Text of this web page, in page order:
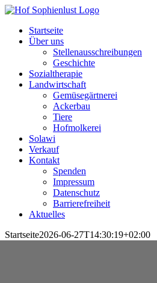
Skip
contentStartseite
Über uns
Stellenausschreibungen
Geschichte
Sozialtherapie
Landwirtschaft
Gemüsegärtnerei
Ackerbau
Tiere
Hofmolkerei
Solawi
Verkauf
Kontakt
Spenden
Impressum
Datenschutz
Barrierefreiheit
Aktuelles
Startseite2026-06-27T14:30:19+02:00